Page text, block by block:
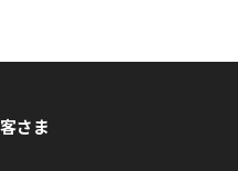
さま